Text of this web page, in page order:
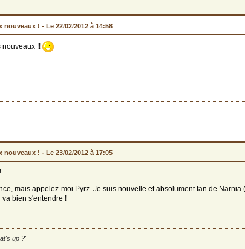
nouveaux ! - Le 22/02/2012 à 14:58
nouveaux !!
nouveaux ! - Le 23/02/2012 à 17:05
mais appelez-moi Pyrz. Je suis nouvelle et absolument fan de Narnia
va bien s'entendre !
up ?"